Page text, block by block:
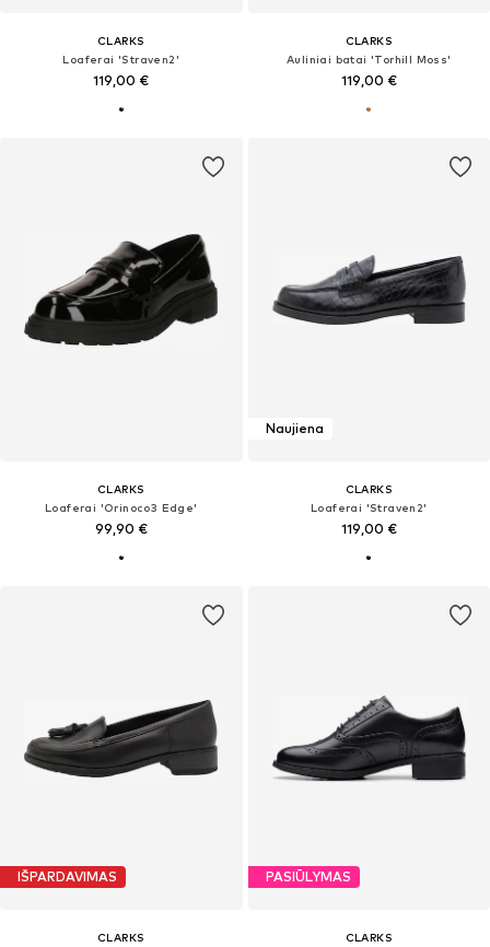
CLARKS
Loaferai 'Straven2'
119,00 €
CLARKS
Auliniai batai 'Torhill Moss'
119,00 €
CLARKS
Loaferai 'Orinoco3 Edge'
99,90 €
Naujiena
CLARKS
Loaferai 'Straven2'
119,00 €
IŠPARDAVIMAS
CLARKS
PASIŪLYMAS
CLARKS